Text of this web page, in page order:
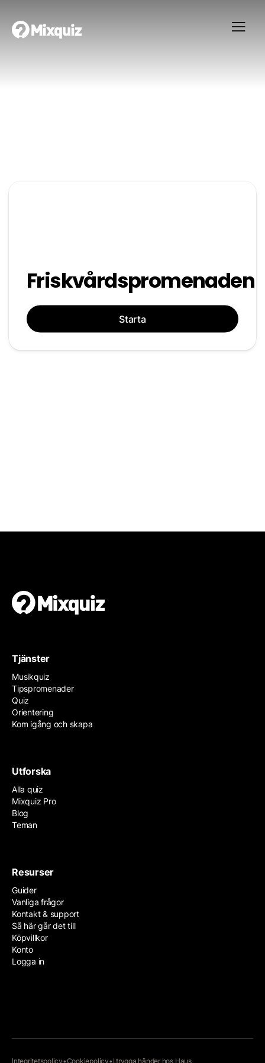
Friskvårdspromenaden
Starta
Tjänster
Musikquiz
Tipspromenader
Quiz
Orientering
Kom igång och skapa
Utforska
Alla quiz
Mixquiz Pro
Blog
Teman
Resurser
Guider
Vanliga frågor
Kontakt & support
Så här går det till
Köpvillkor
Konto
Logga in
Integritetspolicy•Cookiepolicy•I trygga händer hos Haus